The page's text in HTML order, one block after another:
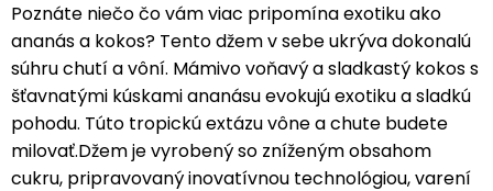
Poznáte niečo čo vám viac pripomína exotiku ako
ananás a kokos? Tento džem v sebe ukrýva dokonalú
súhru chutí a vôní. Mámivo voňavý a sladkastý kokos s
šťavnatými kúskami ananásu evokujú exotiku a sladkú
pohodu. Túto tropickú extázu vône a chute budete
milovať.Džem je vyrobený so zníženým obsahom
cukru, pripravovaný inovatívnou technológiou, varení